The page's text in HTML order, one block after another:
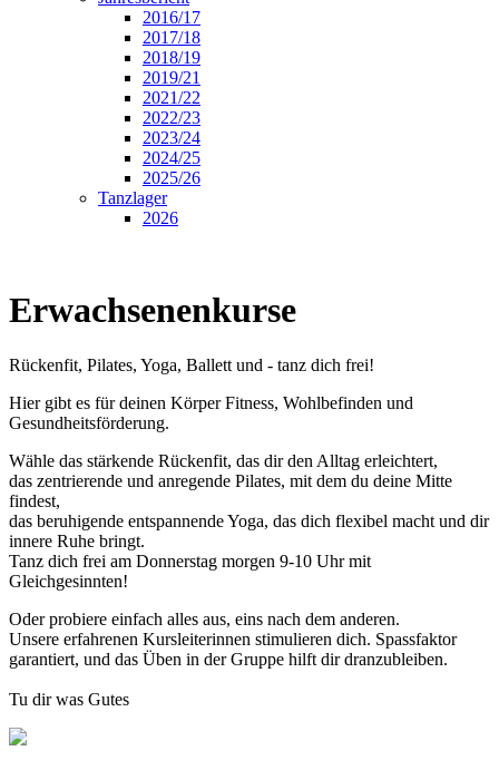
2016/17
2017/18
2018/19
2019/21
2021/22
2022/23
2023/24
2024/25
2025/26
Tanzlager
2026
Erwachsenenkurse
Rückenfit, Pilates, Yoga, Ballett und - tanz dich frei!
Hier gibt es für deinen Körper Fitness, Wohlbefinden und
Gesundheitsförderung.
Wähle das stärkende Rückenfit, das dir den Alltag erleichtert,
das zentrierende und anregende Pilates, mit dem du deine Mitte
findest,
das beruhigende entspannende Yoga, das dich flexibel macht und dir
innere Ruhe bringt.
Tanz dich frei am Donnerstag morgen 9-10 Uhr mit
Gleichgesinnten!
Oder probiere einfach alles aus, eins nach dem anderen.
Unsere erfahrenen Kursleiterinnen stimulieren dich. Spassfaktor
garantiert, und das Üben in der Gruppe hilft dir dranzubleiben.
Tu dir was Gutes